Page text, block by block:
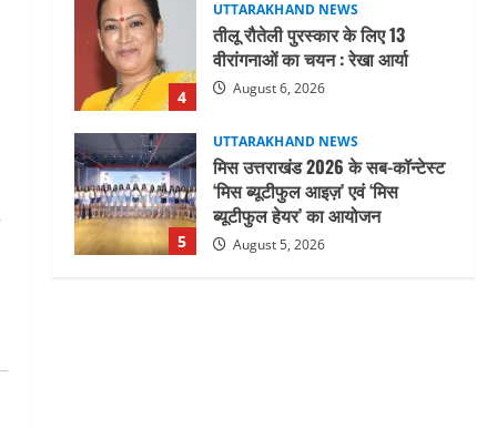
5
मिस उत्तराखंड 2026 के सब-कॉन्टेस्ट
‘मिस ब्यूटीफुल आइज़’ एवं ‘मिस
ब्यूटीफुल हेयर’ का आयोजन
August 5, 2026
1
UTTARAKHAND NEWS
धामी कैबिनेट ने लिए कई महत्वपूर्ण
निर्णय, अब सामान्य वर्ग के पशुपालकों
को भी गाय एवं भैंस खरीद पर मिलेगा
अनुदान, मजदूरी संहिता